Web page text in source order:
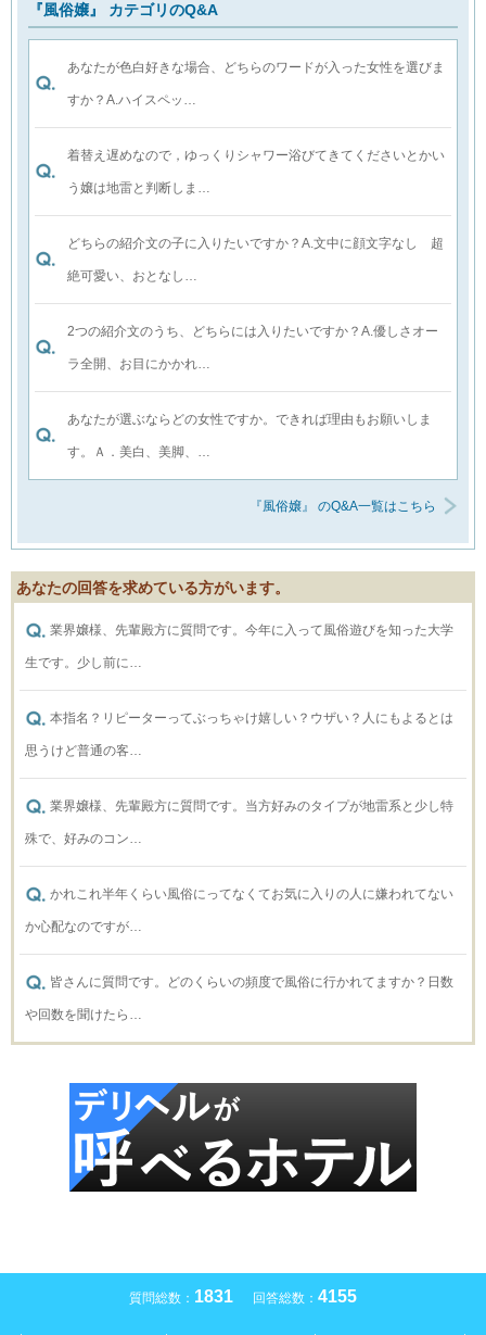
『風俗嬢』 カテゴリのQ&A
あなたが色白好きな場合、どちらのワードが入った女性を選びま
すか？A.ハイスペッ…
着替え遅めなので，ゆっくりシャワー浴びてきてくださいとかい
う嬢は地雷と判断しま…
どちらの紹介文の子に入りたいですか？A.文中に顔文字なし 超
絶可愛い、おとなし…
2つの紹介文のうち、どちらには入りたいですか？A.優しさオー
ラ全開、お目にかかれ…
あなたが選ぶならどの女性ですか。できれば理由もお願いしま
す。Ａ．美白、美脚、…
『風俗嬢』 のQ&A一覧はこちら
あなたの回答を求めている方がいます。
業界嬢様、先輩殿方に質問です。今年に入って風俗遊びを知った大学
生です。少し前に…
本指名？リピーターってぶっちゃけ嬉しい？ウザい？人にもよるとは
思うけど普通の客…
業界嬢様、先輩殿方に質問です。当方好みのタイプが地雷系と少し特
殊で、好みのコン…
かれこれ半年くらい風俗にってなくてお気に入りの人に嫌われてない
か心配なのですが…
皆さんに質問です。どのくらいの頻度で風俗に行かれてますか？日数
や回数を聞けたら…
質問総数： 1831 回答総数： 4155